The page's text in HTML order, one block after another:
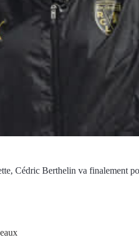
Cédric Berthelin va finalement